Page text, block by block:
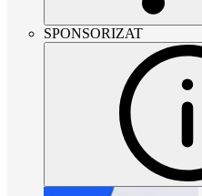
SPONSORIZAT